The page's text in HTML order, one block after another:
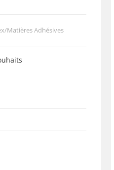
Matières Adhésives